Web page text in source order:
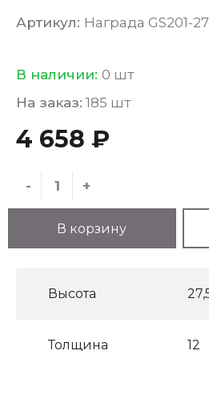
Артикул: Награда GS201-27
В наличии: 0 шт
На заказ: 185 шт
4 658 ₽
- +
В корзину
Высота
Толщина 12